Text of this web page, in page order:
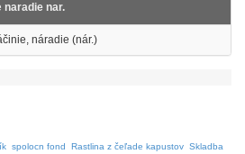
naradie nar.
náradie (nár.)
spolocn fond Rastlina z čeľade kapustov Skladba